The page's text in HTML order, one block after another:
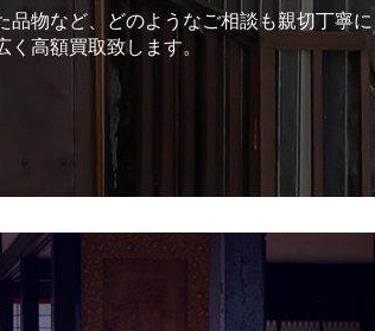
品物など、どのようなご相談も親切丁寧
高額買取致します。